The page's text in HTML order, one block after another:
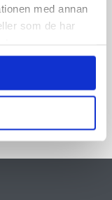
med annan
som de har